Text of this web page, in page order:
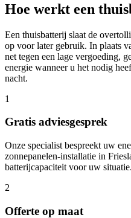
Hoe werkt een
Een thuisbatterij slaat de
op voor later gebruik. In plaats
net tegen een lage vergoeding,
energie wanneer u het nodig
nacht.
1
Gratis adviesgesprek
Onze specialist bespreekt uw
zonnepanelen-installatie in
batterijcapaciteit voor uw situatie.
2
Offerte op maat